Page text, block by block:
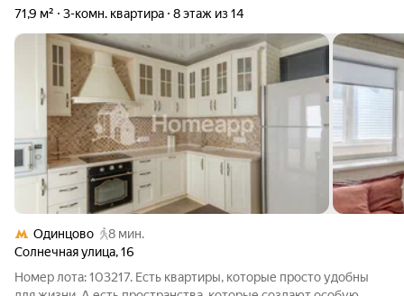
71,9 м² 3-комн. квартира 8 этаж из 14
Одинцово
8 мин.
Солнечная улица,16
Номер лота: 103217. Есть квартиры, которые просто удобны